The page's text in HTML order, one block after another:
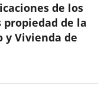
de los
de la
y Vivienda de